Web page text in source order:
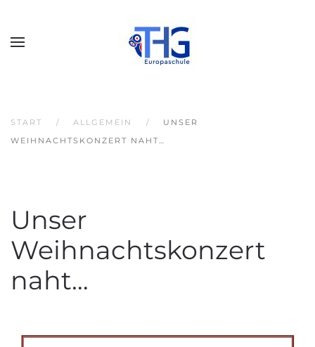
START ALLGEMEIN
UNSER
WEIHNACHTSKONZERT NAHT…
Unser
Weihnachtskonzert
naht…